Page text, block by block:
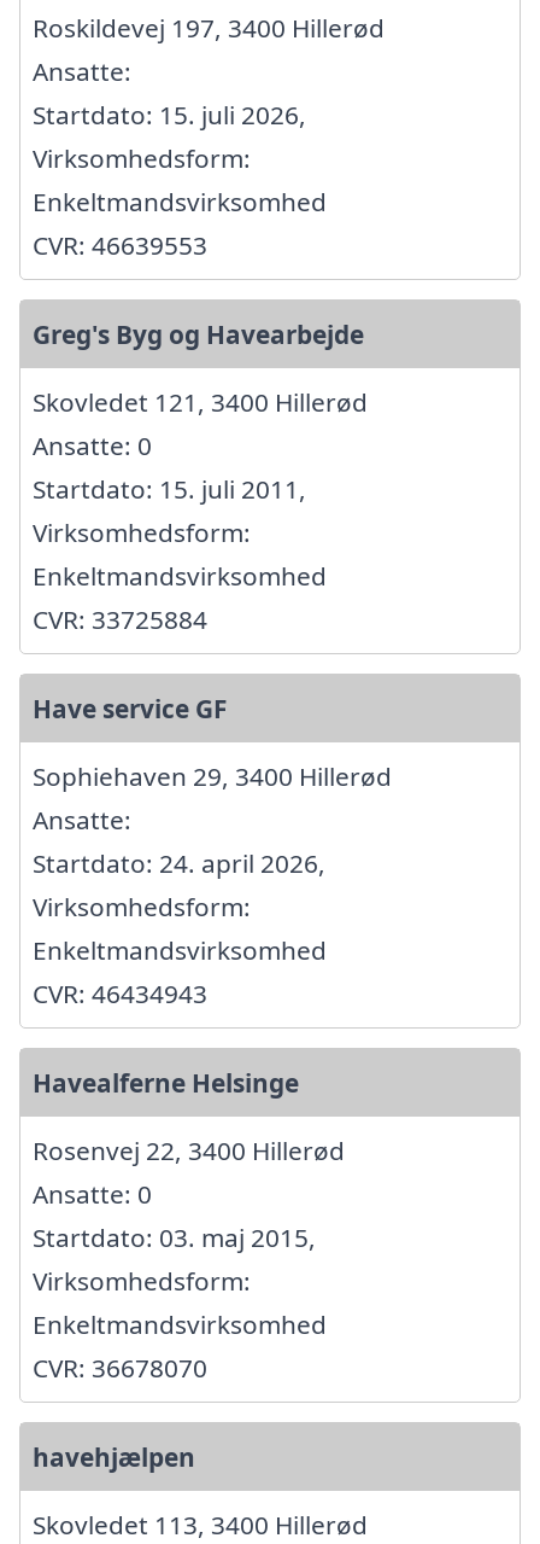
Roskildevej 197, 3400 Hillerød
Ansatte:
Startdato: 15. juli 2026,
Virksomhedsform:
Enkeltmandsvirksomhed
CVR: 46639553
Greg's Byg og Havearbejde
Skovledet 121, 3400 Hillerød
Ansatte: 0
Startdato: 15. juli 2011,
Virksomhedsform:
Enkeltmandsvirksomhed
CVR: 33725884
Have service GF
Sophiehaven 29, 3400 Hillerød
Ansatte:
Startdato: 24. april 2026,
Virksomhedsform:
Enkeltmandsvirksomhed
CVR: 46434943
Havealferne Helsinge
Rosenvej 22, 3400 Hillerød
Ansatte: 0
Startdato: 03. maj 2015,
Virksomhedsform:
Enkeltmandsvirksomhed
CVR: 36678070
havehjælpen
Skovledet 113, 3400 Hillerød